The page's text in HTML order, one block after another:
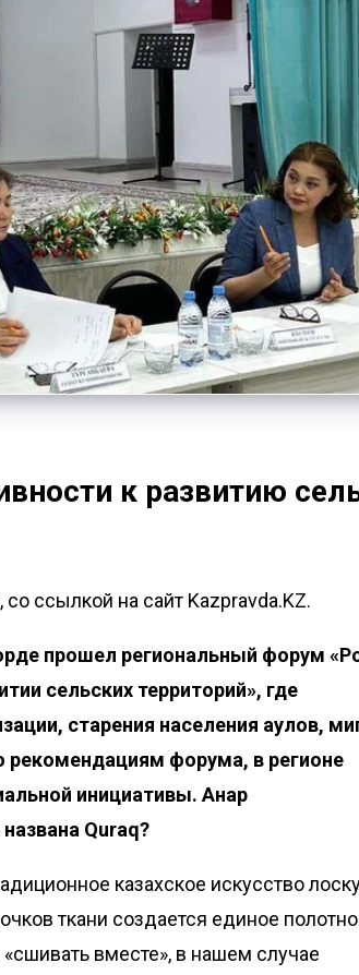
к развитию
ссылкой на сайт Kazpravda.KZ.
прошел региональный форум
сельских территорий», где
старения населения аулов,
рекомендациям форума, в регионе
инициативы. Анар
Quraq?
казахское искусство
ткани создается единое
вместе», в нашем случае